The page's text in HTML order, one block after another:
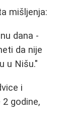
mišljenja:
dana -
da nije
u Nišu."
i
godine,